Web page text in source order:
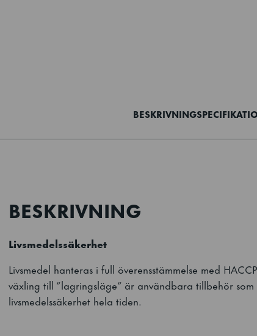
BESKRIVNING
BESKRIVNING
Livsmedelssäkerhet
Livsmedel hanteras i full överensstämmelse med
växling till ”lagringsläge” är användbara tillbehör
livsmedelssäkerhet hela tiden.